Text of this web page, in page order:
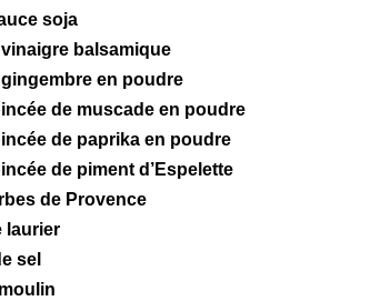
soja
balsamique
en poudre
de muscade en poudre
de paprika en poudre
de piment d’Espelette
de Provence
laurier
sel